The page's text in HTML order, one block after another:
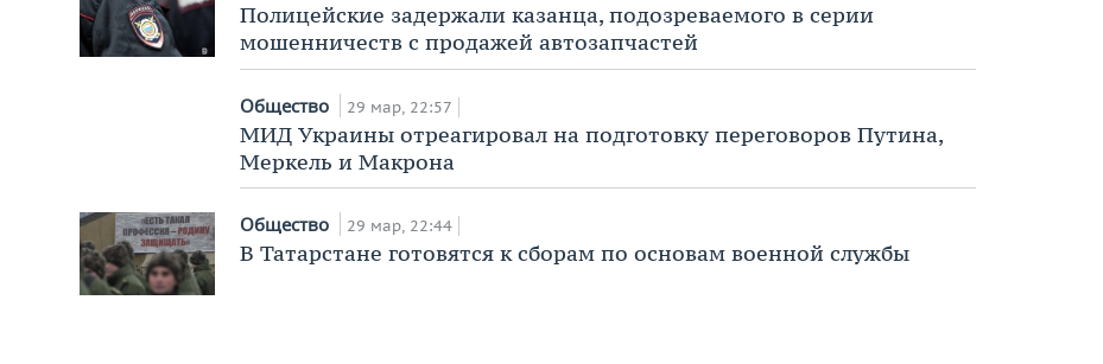
Полицейские задержали казанца, подозреваемого в серии
мошенничеств с продажей автозапчастей
Общество 29 мар, 22:57
МИД Украины отреагировал на подготовку переговоров Путина,
Меркель и Макрона
Общество 29 мар, 22:44
В Татарстане готовятся к сборам по основам военной службы